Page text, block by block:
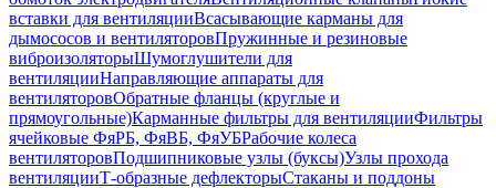
вставки для вентиляцииВсасывающие карманы для
дымососов и вентиляторовПружинные и резиновые
виброизоляторыШумоглушители для
вентиляцииНаправляющие аппараты для
вентиляторовОбратные фланцы (круглые и
прямоугольные)Карманные фильтры для вентиляцииФильтры
ячейковые ФяРБ, ФяВБ, ФяУБРабочие колеса
вентиляторовПодшипниковые узлы (буксы)Узлы прохода
вентиляцииТ-образные дефлекторыСтаканы и поддоны